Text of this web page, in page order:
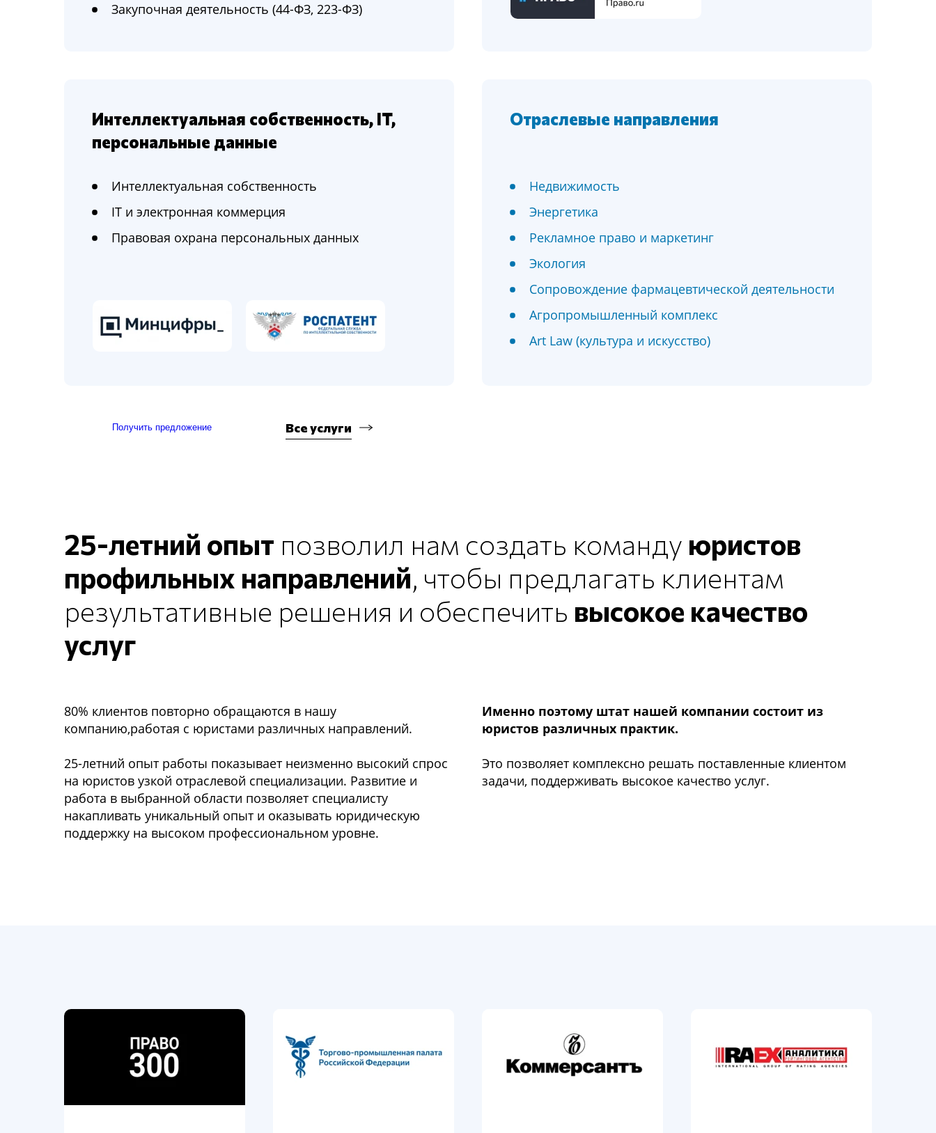
Закупочная деятельность (44-ФЗ, 223-ФЗ)
Интеллектуальная собственность
IT и электронная коммерция
Правовая охрана персональных данных
Интеллектуальная собственность, IT,
персональные данные
Отраслевые направления
Недвижимость
Энергетика
Рекламное право и маркетинг
Экология
Сопровождение фармацевтической деятельности
Агропромышленный комплекс
Art Law (культура и искусство)
Все услуги
Получить предложение
25-летний опыт позволил нам создать команду юристов
профильных направлений, чтобы предлагать клиентам
результативные решения и обеспечить высокое качество
услуг
80% клиентов повторно обращаются в нашу
компанию,работая с юристами различных направлений.
25-летний опыт работы показывает неизменно высокий спрос
на юристов узкой отраслевой специализации. Развитие и
работа в выбранной области позволяет специалисту
накапливать уникальный опыт и оказывать юридическую
поддержку на высоком профессиональном уровне.
Именно поэтому штат нашей компании состоит из
юристов различных практик.
Это позволяет комплексно решать поставленные клиентом
задачи, поддерживать высокое качество услуг.